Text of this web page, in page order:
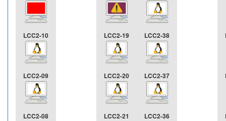
LCC2-10 LCC2-19 LCC2-38
LCC2-09 LCC2-20 LCC2-37
LCC2-08 LCC2-21 LCC2-36